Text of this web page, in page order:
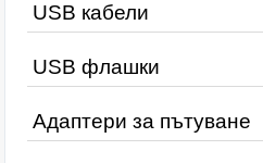
USB кабели
USB флашки
Адаптери за пътуване